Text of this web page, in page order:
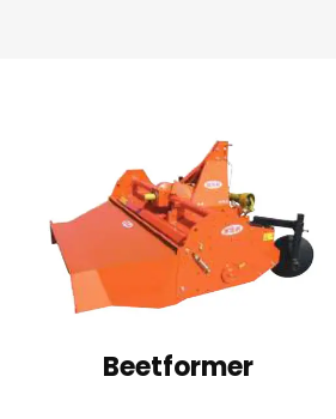
Beetformer